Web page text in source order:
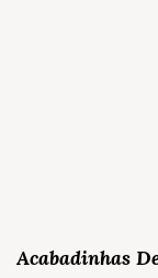
Acabadinhas